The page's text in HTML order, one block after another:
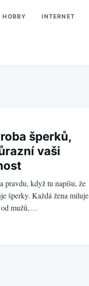
HOBBY INTERNET
šperků,
vaši
pravdu, když tu napíšu, že
šperky. Každá žena miluje
od mužů,…